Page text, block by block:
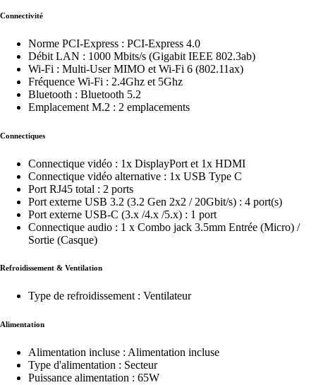
Connectivité
Norme PCI-Express : PCI-Express 4.0
Débit LAN : 1000 Mbits/s (Gigabit IEEE 802.3ab)
Wi-Fi : Multi-User MIMO et Wi-Fi 6 (802.11ax)
Fréquence Wi-Fi : 2.4Ghz et 5Ghz
Bluetooth : Bluetooth 5.2
Emplacement M.2 : 2 emplacements
Connectiques
Connectique vidéo : 1x DisplayPort et 1x HDMI
Connectique vidéo alternative : 1x USB Type C
Port RJ45 total : 2 ports
Port externe USB 3.2 (3.2 Gen 2x2 / 20Gbit/s) : 4 port(s)
Port externe USB-C (3.x /4.x /5.x) : 1 port
Connectique audio : 1 x Combo jack 3.5mm Entrée (Micro) /
Sortie (Casque)
Refroidissement & Ventilation
Type de refroidissement : Ventilateur
Alimentation
Alimentation incluse : Alimentation incluse
Type d'alimentation : Secteur
Puissance alimentation : 65W